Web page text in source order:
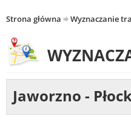
Strona główna Wyznaczanie
Jaworzno -